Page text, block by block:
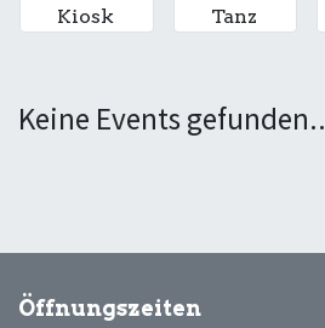
Kiosk
Tanz
Keine Events gefunden..
Öffnungszeiten